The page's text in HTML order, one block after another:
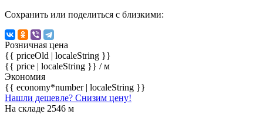
Сохранить или поделиться с близкими:
Розничная цена
{{ priceOld | localeString }}
{{ price | localeString }} / м
Экономия
{{ economy*number | localeString }}
Нашли дешевле? Снизим цену!
На складе 2546 м